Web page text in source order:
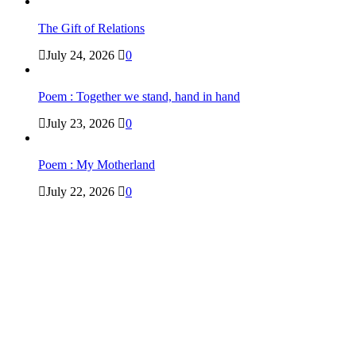
The Gift of Relations
July 24, 2026
0
Poem : Together we stand, hand in hand
July 23, 2026
0
Poem : My Motherland
July 22, 2026
0